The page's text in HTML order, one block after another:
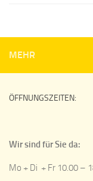
MEHR
ÖFFNUNGSZEITEN:
Wir sind für Sie da:
Mo + Di + Fr 10.00 –